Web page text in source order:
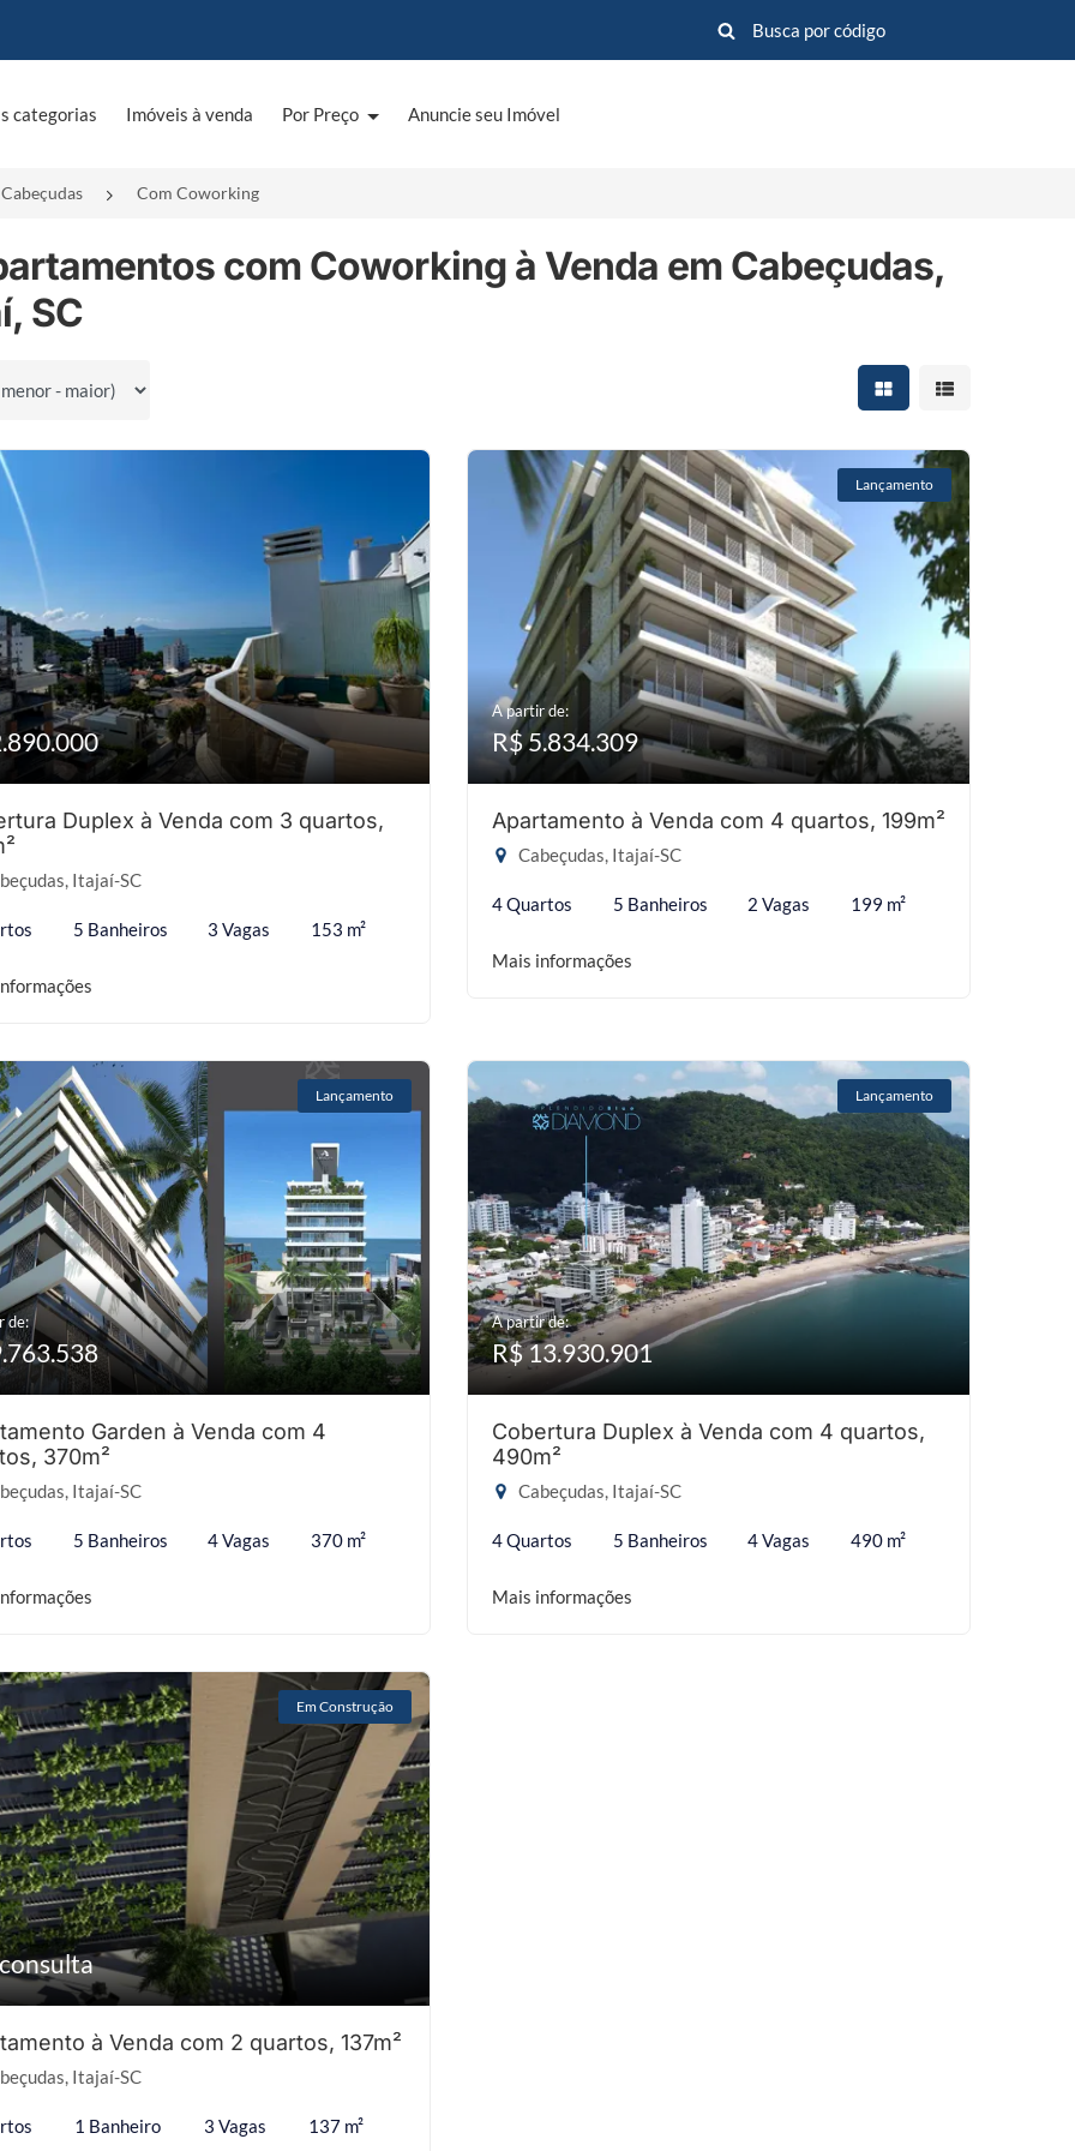
categorias Imóveis à venda Por Preço Anuncie seu Imóvel
Cabeçudas Com Coworking
com Coworking à Venda em Cabeçudas,
SC
Mostrar resultados em
Mostrar
Duplex à Venda com 3 quartos,
Itajaí-SC
5 Banheiros 3 Vagas 153 m²
Lançamento
A partir de:
R$ 5.834.309
Apartamento à Venda com 4 quartos, 199m²
Cabeçudas, Itajaí-SC
4 Quartos 5 Banheiros 2 Vagas 199 m²
Mais informações
Lançamento
de:
Garden à Venda com 4
370m²
Itajaí-SC
5 Banheiros 4 Vagas 370 m²
Lançamento
A partir de:
R$ 13.930.901
Cobertura Duplex à Venda com 4 quartos,
490m²
Cabeçudas, Itajaí-SC
4 Quartos 5 Banheiros 4 Vagas 490 m²
Mais informações
Em Construção
à Venda com 2 quartos, 137m²
Itajaí-SC
1 Banheiro 3 Vagas 137 m²